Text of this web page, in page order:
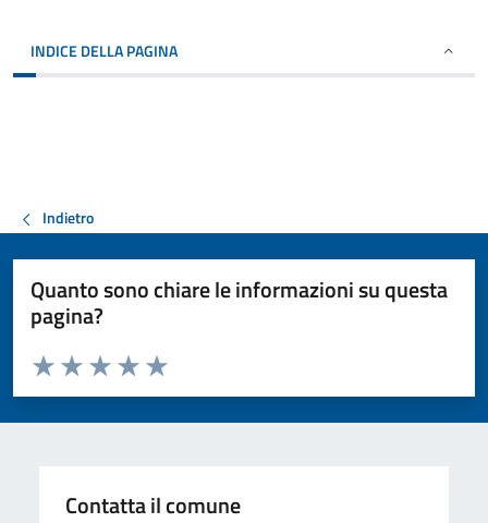
INDICE DELLA PAGINA
Indietro
Quanto sono chiare le informazioni su questa
pagina?
Valuta da 1 a 5 stelle la pagina
Valuta 5 stelle su 5
Valuta 4 stelle su 5
Valuta 3 stelle su 5
Valuta 2 stelle su 5
Valuta 1 stelle su 5
Contatta il comune